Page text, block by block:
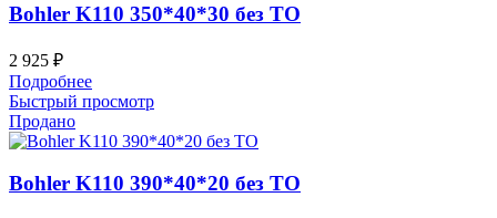
Bohler K110 350*40*30 без ТО
2 925 ₽
Подробнее
Быстрый просмотр
Продано
Bohler K110 390*40*20 без ТО